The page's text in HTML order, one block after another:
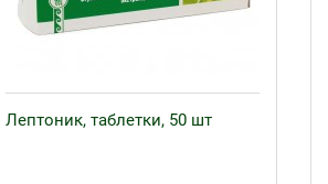
Лептоник, таблетки, 50 шт